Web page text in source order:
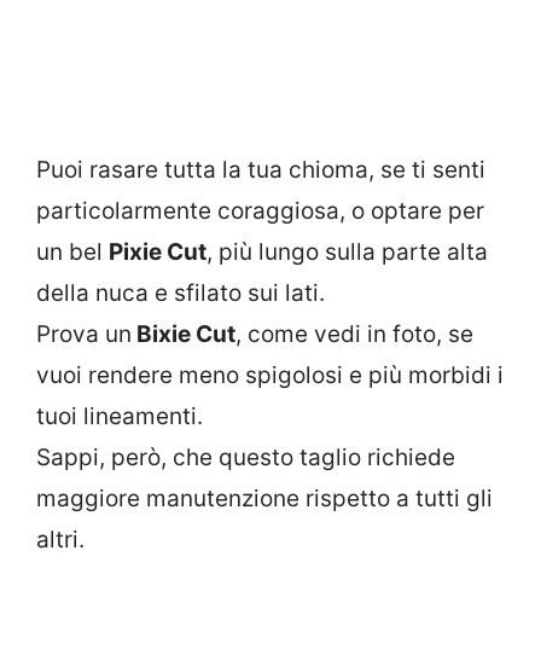
Puoi rasare tutta la tua chioma, se ti senti
particolarmente coraggiosa, o optare per
un bel Pixie Cut, più lungo sulla parte alta
della nuca e sfilato sui lati.
Prova un Bixie Cut, come vedi in foto, se
vuoi rendere meno spigolosi e più morbidi i
tuoi lineamenti.
Sappi, però, che questo taglio richiede
maggiore manutenzione rispetto a tutti gli
altri.